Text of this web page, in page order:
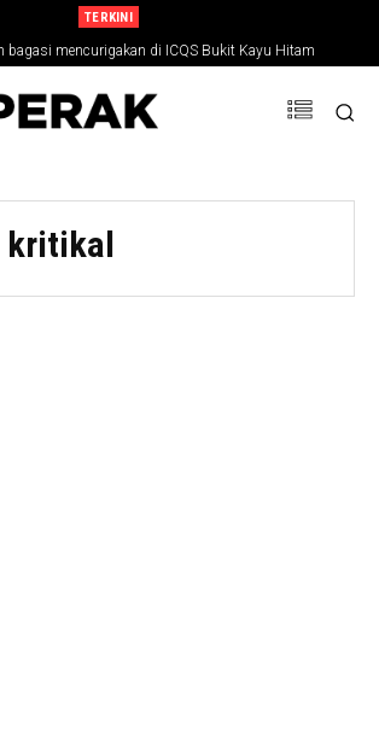
TERKINI
bagasi mencurigakan di ICQS Bukit Kayu Hitam
kritikal